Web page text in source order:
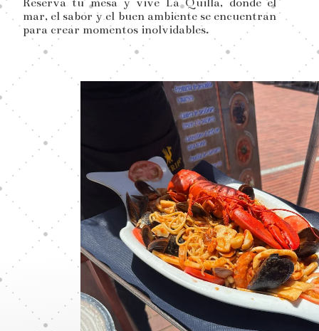
Reserva tu mesa y vive La Quilla, donde el
mar, el sabor y el buen ambiente se encuentran
para crear momentos inolvidables.